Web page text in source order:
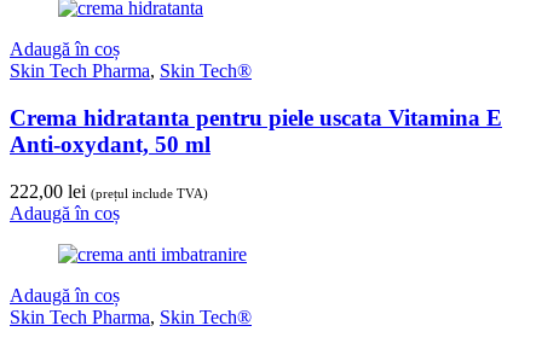
Adaugă în coș
Skin Tech Pharma, Skin Tech®
Crema hidratanta pentru piele uscata Vitamina E
Anti-oxydant, 50 ml
222,00 lei (prețul include TVA)
Adaugă în coș
Adaugă în coș
Skin Tech Pharma, Skin Tech®